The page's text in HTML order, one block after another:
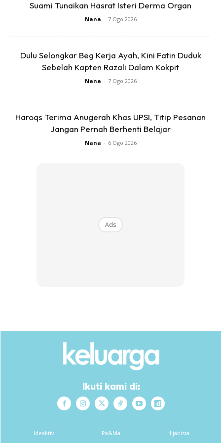
Syadira dan Zarith Maryam.
Ads
Senyum Tu Seiras Betul.” Wajah Anak Perempuan Copy
Paste Arwah Hani Mohsin Raih Perhatian!
BACA INI JUGA :“Patut Berseri Lain Macam, Tahniah
Warganet Teka Intan Saleh Hamil!
Suami Tunaikan Hasrat Isteri Derma Organ
Nana - 7 Ogo 2026
Dulu Selongkar Beg Kerja Ayah, Kini Fatin Duduk
Sebelah Kapten Razali Dalam Kokpit
Nana - 7 Ogo 2026
Haroqs Terima Anugerah Khas UPSI, Titip Pesanan
Jangan Pernah Berhenti Belajar
Nana - 6 Ogo 2026
Ads
Ikuti kami di:
Ideaktiv Pa&Ma Hijabista